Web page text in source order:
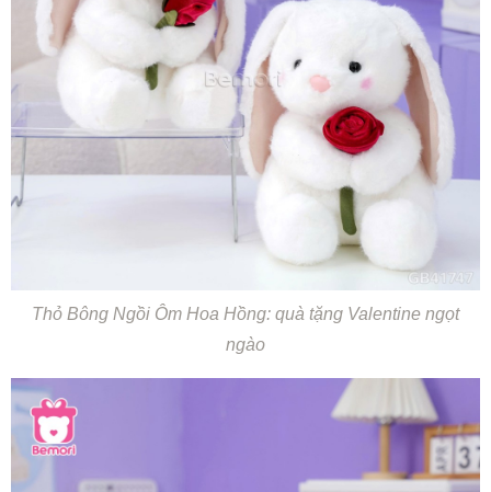
Thỏ Bông Ngồi Ôm Hoa Hồng: quà tặng Valentine ngọt
ngào